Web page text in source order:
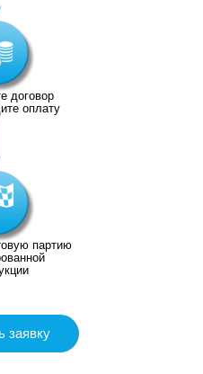
договор
оплату
партию
заявку